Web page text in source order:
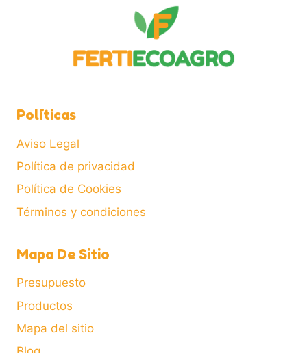
Políticas
Aviso Legal
Política de privacidad
Política de Cookies
Términos y condiciones
Mapa De Sitio
Presupuesto
Productos
Mapa del sitio